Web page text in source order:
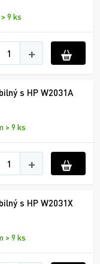
9 ks
+
s HP W2031A
> 9 ks
+
s HP W2031X
> 9 ks